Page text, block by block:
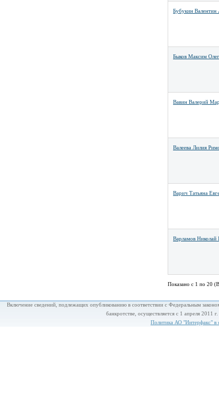
Бубукин Валентин
Быков Максим
Вавин Валерий
Валеева Лилия
Варич Татьяна
Варламов Николай
Показано с 1 по 20
Включение сведений, подлежащих опубликованию в соответствии с Федеральным
банкротстве, осуществляется с 1 апреля
Политика АО "Интерфакс" в